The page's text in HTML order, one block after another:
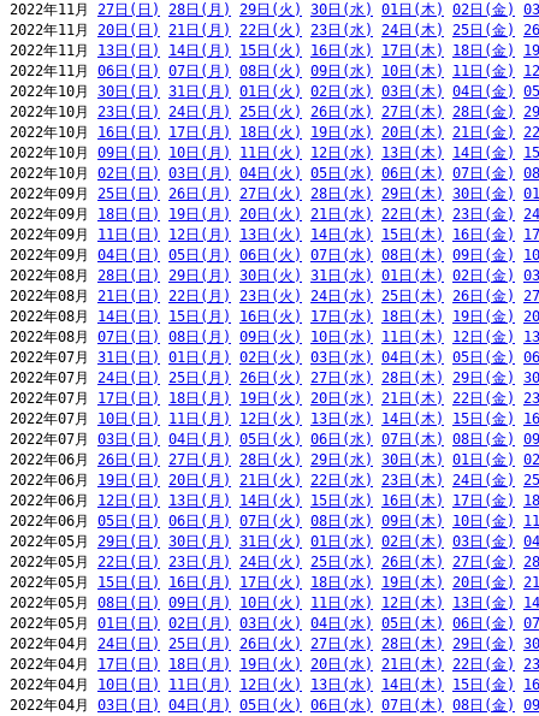
2022年11月 27日(日) 28日(月) 29日(火) 30日(水) 01日(木) 02日(金)
2022年11月 20日(日) 21日(月) 22日(火) 23日(水) 24日(木) 25日(金)
2022年11月 13日(日) 14日(月) 15日(火) 16日(水) 17日(木) 18日(金)
2022年11月 06日(日) 07日(月) 08日(火) 09日(水) 10日(木) 11日(金)
2022年10月 30日(日) 31日(月) 01日(火) 02日(水) 03日(木) 04日(金)
2022年10月 23日(日) 24日(月) 25日(火) 26日(水) 27日(木) 28日(金)
2022年10月 16日(日) 17日(月) 18日(火) 19日(水) 20日(木) 21日(金)
2022年10月 09日(日) 10日(月) 11日(火) 12日(水) 13日(木) 14日(金)
2022年10月 02日(日) 03日(月) 04日(火) 05日(水) 06日(木) 07日(金)
2022年09月 25日(日) 26日(月) 27日(火) 28日(水) 29日(木) 30日(金)
2022年09月 18日(日) 19日(月) 20日(火) 21日(水) 22日(木) 23日(金)
2022年09月 11日(日) 12日(月) 13日(火) 14日(水) 15日(木) 16日(金)
2022年09月 04日(日) 05日(月) 06日(火) 07日(水) 08日(木) 09日(金)
2022年08月 28日(日) 29日(月) 30日(火) 31日(水) 01日(木) 02日(金)
2022年08月 21日(日) 22日(月) 23日(火) 24日(水) 25日(木) 26日(金)
2022年08月 14日(日) 15日(月) 16日(火) 17日(水) 18日(木) 19日(金)
2022年08月 07日(日) 08日(月) 09日(火) 10日(水) 11日(木) 12日(金)
2022年07月 31日(日) 01日(月) 02日(火) 03日(水) 04日(木) 05日(金)
2022年07月 24日(日) 25日(月) 26日(火) 27日(水) 28日(木) 29日(金)
2022年07月 17日(日) 18日(月) 19日(火) 20日(水) 21日(木) 22日(金)
2022年07月 10日(日) 11日(月) 12日(火) 13日(水) 14日(木) 15日(金)
2022年07月 03日(日) 04日(月) 05日(火) 06日(水) 07日(木) 08日(金)
2022年06月 26日(日) 27日(月) 28日(火) 29日(水) 30日(木) 01日(金)
2022年06月 19日(日) 20日(月) 21日(火) 22日(水) 23日(木) 24日(金)
2022年06月 12日(日) 13日(月) 14日(火) 15日(水) 16日(木) 17日(金)
2022年06月 05日(日) 06日(月) 07日(火) 08日(水) 09日(木) 10日(金)
2022年05月 29日(日) 30日(月) 31日(火) 01日(水) 02日(木) 03日(金)
2022年05月 22日(日) 23日(月) 24日(火) 25日(水) 26日(木) 27日(金)
2022年05月 15日(日) 16日(月) 17日(火) 18日(水) 19日(木) 20日(金)
2022年05月 08日(日) 09日(月) 10日(火) 11日(水) 12日(木) 13日(金)
2022年05月 01日(日) 02日(月) 03日(火) 04日(水) 05日(木) 06日(金)
2022年04月 24日(日) 25日(月) 26日(火) 27日(水) 28日(木) 29日(金)
2022年04月 17日(日) 18日(月) 19日(火) 20日(水) 21日(木) 22日(金)
2022年04月 10日(日) 11日(月) 12日(火) 13日(水) 14日(木) 15日(金)
2022年04月 03日(日) 04日(月) 05日(火) 06日(水) 07日(木) 08日(金)